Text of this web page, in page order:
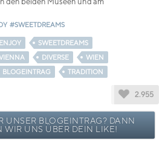
#SWEETDREAMS
ENJOY
SWEETDREAMS
DIVERSE
WIEN
BLOGEINTRAG TRADITION
2.955
UNSER BLOGEINTRAG? DANN
WIR UNS ÜBER DEIN LIKE!